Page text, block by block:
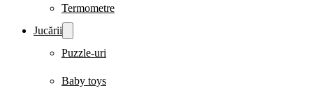
Termometre
Jucării
Puzzle-uri
Baby toys